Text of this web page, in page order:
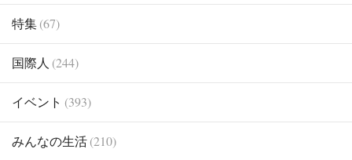
特集(67)
国際人 (244)
イベント (393)
みんなの生活(210)